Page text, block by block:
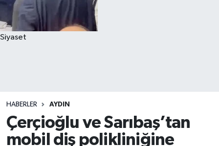
Siyaset
HABERLER AYDIN
Çerçioğlu ve Sarıbaş’tan
mobil diş polikliniğine